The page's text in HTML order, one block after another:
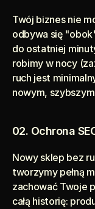
Twój biznes nie
odbywa się
do ostatniej
robimy w nocy
ruch jest
nowym,
02. Ochrona
Nowy sklep bez
tworzymy pełną
zachować Twoje
całą historię: